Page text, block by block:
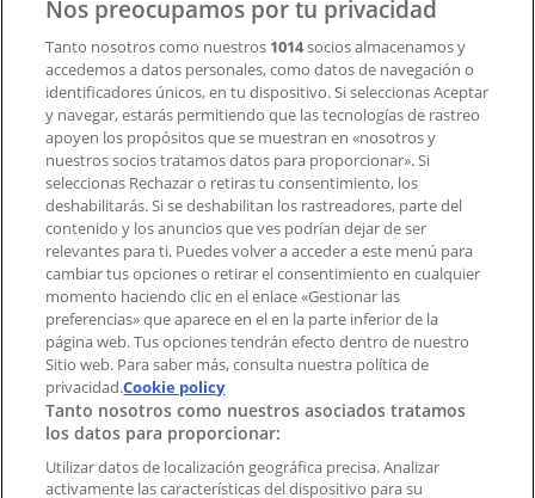
Contacto comercial y de marketing
Tienda mal colocada en el mapa
Notificar un folleto
¿Encontraste un problema en la web o en la
aplicación?
Índices
Marcas
Marcas locales
Negocios
Negocios cercanos
Productos
Productos locales
Nos preocupamos por tu privacidad
Tanto nosotros como nuestros 1014socios almacenamos y
accedemos a datos personales, como datos de navegación o
identificadores únicos, en tu dispositivo. Si seleccionas Aceptar
y navegar, estarás permitiendo que las tecnologías de rastreo
apoyen los propósitos que se muestran en «nosotros y
nuestros socios tratamos datos para proporcionar». Si
seleccionas Rechazar o retiras tu consentimiento, los
deshabilitarás. Si se deshabilitan los rastreadores, parte del
contenido y los anuncios que ves podrían dejar de ser
relevantes para ti. Puedes volver a acceder a este menú para
cambiar tus opciones o retirar el consentimiento en cualquier
momento haciendo clic en el enlace «Gestionar las
preferencias» que aparece en el en la parte inferior de la
página web. Tus opciones tendrán efecto dentro de nuestro
Sitio web. Para saber más, consulta nuestra política de
privacidad.Cookie policy
Tanto nosotros como nuestros asociados tratamos
los datos para proporcionar:
Utilizar datos de localización geográfica precisa. Analizar
activamente las características del dispositivo para su